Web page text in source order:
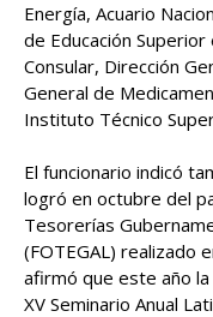
Energía, Acuario
de Educación
Consular, Dirección
General de
Instituto Técnico
El funcionario indicó
logró en octubre del
Tesorerías
(FOTEGAL) realizado
afirmó que este año
XV Seminario Anual